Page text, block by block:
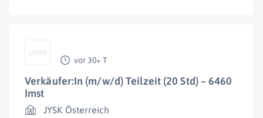
vor 30+ T
Verkäufer:In (m/w/d) Teilzeit (20 Std) – 6460
Imst
JYSK Österreich